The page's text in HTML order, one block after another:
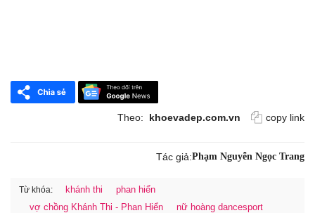
Theo: khoevadep.com.vn copy link
Tác giả:Phạm Nguyễn Ngọc Trang
Từ khóa: khánh thi
phan hiển
vợ chồng Khánh Thi - Phan Hiển
nữ hoàng dancesport